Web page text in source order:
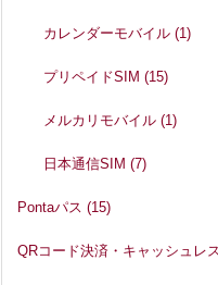
カレンダーモバイル(1)
プリペイドSIM(15)
メルカリモバイル(1)
日本通信SIM(7)
Pontaパス (15)
QRコード決済・キャッシュレ